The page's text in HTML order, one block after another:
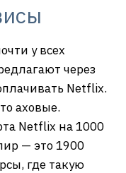
у всех
через
Netflix.
аховые.
Netflix на 1000
— это 1900
где такую